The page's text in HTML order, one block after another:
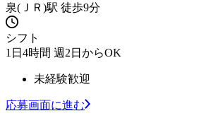
泉(ＪＲ)駅 徒歩9分
シフト
1日4時間 週2日からOK
未経験歓迎
応募画面に進む